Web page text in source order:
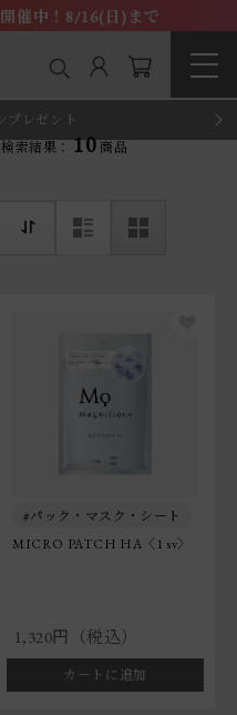
プレゼント
催中！8/16(日)まで
検索結果： 10商品
パック・マスク・シート
MICRO PATCH HA〈1 sv〉
1,320円（税込）
カートに追加